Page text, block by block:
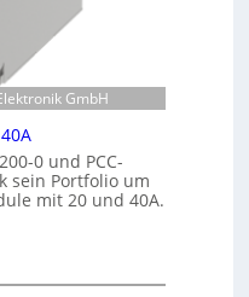
GmbH
0 und PCC-
sein Portfolio um
mit 20 und 40A.